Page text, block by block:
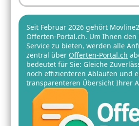
Seit Februar 2026 gehört
Offerten-Portal.ch. Um Ihnen
Service zu bieten, werden alle
zentral über Offerten-Portal.ch
bedeutet für Sie: Gleiche
noch effizienteren Abläufen und
transparenteren Übersicht Ihrer